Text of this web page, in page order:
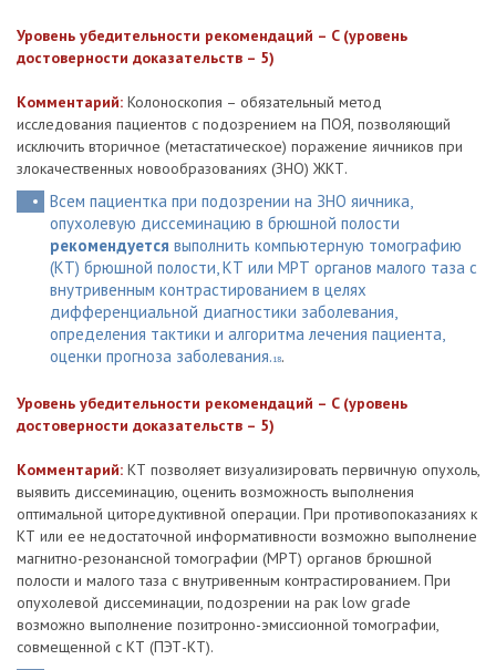
Уровень убедительности рекомендаций – C (уровень
достоверности доказательств – 5)
Комментарий: Колоноскопия – обязательный метод
исследования пациентов с подозрением на ПОЯ, позволяющий
исключить вторичное (метастатическое) поражение яичников при
злокачественных новообразованиях (ЗНО) ЖКТ.
Всем пациентка при подозрении на ЗНО яичника,
опухолевую диссеминацию в брюшной полости
рекомендуется выполнить компьютерную томографию
(КТ) брюшной полости, КТ или МРТ органов малого таза с
внутривенным контрастированием в целях
дифференциальной диагностики заболевания,
определения тактики и алгоритма лечения пациента,
оценки прогноза заболевания. 18.
Уровень убедительности рекомендаций – C (уровень
достоверности доказательств – 5)
Комментарий: КТ позволяет визуализировать первичную опухоль,
выявить диссеминацию, оценить возможность выполнения
оптимальной циторедуктивной операции. При противопоказаниях к
КТ или ее недостаточной информативности возможно выполнение
магнитно-резонансной томографии (МРТ) органов брюшной
полости и малого таза с внутривенным контрастированием. При
опухолевой диссеминации, подозрении на рак low grade
возможно выполнение позитронно-эмиссионной томографии,
совмещенной с КТ (ПЭТ-КТ).